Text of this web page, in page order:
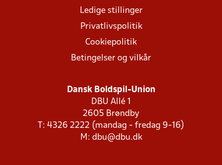
Ledige stillinger
Privatlivspolitik
Cookiepolitik
Betingelser og vilkår
Dansk Boldspil-Union
DBU Allé 1
2605 Brøndby
T: 4326 2222 (mandag - fredag 9-16)
M: dbu@dbu.dk